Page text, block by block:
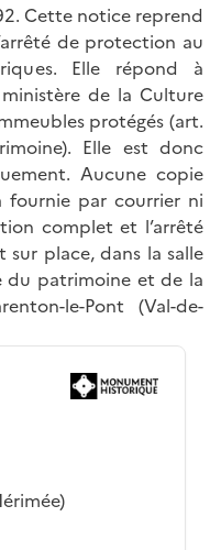
Cette notice reprend
de protection au
Elle répond à
de la Culture
protégés (art.
Elle est donc
Aucune copie
fournie par courrier ni
complet et l’arrêté
place, dans la salle
du patrimoine et de la
le-Pont (Val-de-